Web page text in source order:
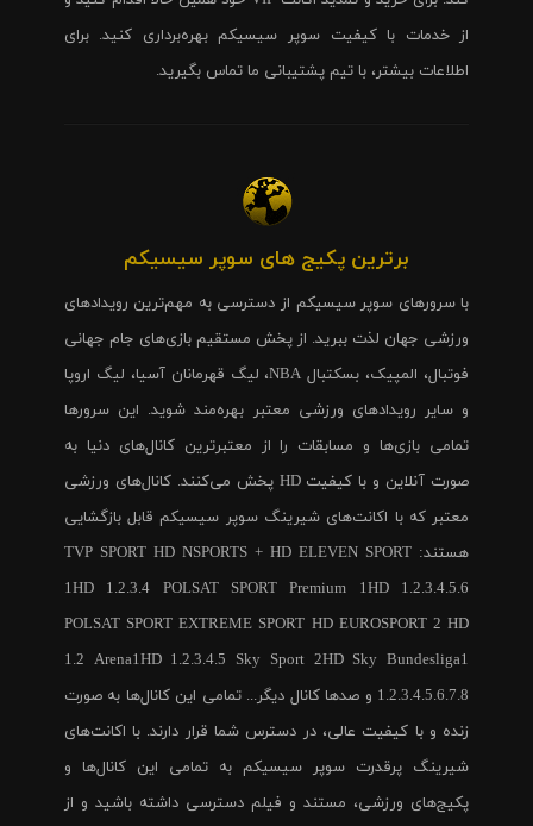
از خدمات با کیفیت سوپر سیسیکم بهره‌برداری کنید. برای
اطلاعات بیشتر، با تیم پشتیبانی ما تماس بگیرید.
برترین پکیج های سوپر سیسیکم
با سرورهای سوپر سیسیکم از دسترسی به مهم‌ترین رویدادهای
ورزشی جهان لذت ببرید. از پخش مستقیم بازی‌های جام جهانی
فوتبال، المپیک، بسکتبال NBA، لیگ قهرمانان آسیا، لیگ اروپا
و سایر رویدادهای ورزشی معتبر بهره‌مند شوید. این سرورها
تمامی بازی‌ها و مسابقات را از معتبرترین کانال‌های دنیا به
صورت آنلاین و با کیفیت HD پخش می‌کنند. کانال‌های ورزشی
معتبر که با اکانت‌های شیرینگ سوپر سیسیکم قابل بازگشایی
هستند: TVP SPORT HD NSPORTS + HD ELEVEN SPORT
1HD 1.2.3.4 POLSAT SPORT Premium 1HD 1.2.3.4.5.6
POLSAT SPORT EXTREME SPORT HD EUROSPORT 2 HD
1.2 Arena1HD 1.2.3.4.5 Sky Sport 2HD Sky Bundesliga1
1.2.3.4.5.6.7.8 و صدها کانال دیگر... تمامی این کانال‌ها به صورت
زنده و با کیفیت عالی، در دسترس شما قرار دارند. با اکانت‌های
شیرینگ پرقدرت سوپر سیسیکم به تمامی این کانال‌ها و
پکیج‌های ورزشی، مستند و فیلم دسترسی داشته باشید و از